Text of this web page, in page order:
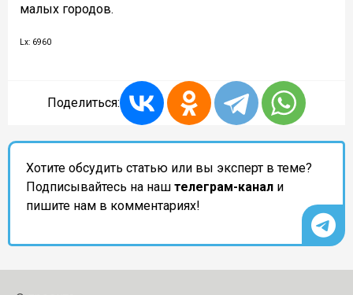
малых городов.
Lx: 6960
Поделиться:
Хотите обсудить статью или вы эксперт в теме?
Подписывайтесь на наш телеграм-канал и
пишите нам в комментариях!